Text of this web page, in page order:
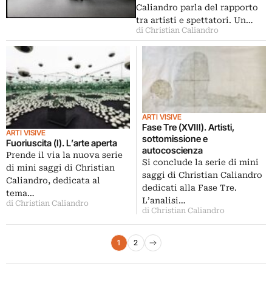
Caliandro parla del rapporto
tra artisti e spettatori. Un…
di Christian Caliandro
ARTI VISIVE
Fuoriuscita (I). L’arte aperta
Prende il via la nuova serie
di mini saggi di Christian
Caliandro, dedicata al
tema…
di Christian Caliandro
ARTI VISIVE
Fase Tre (XVIII). Artisti,
sottomissione e
autocoscienza
Si conclude la serie di mini
saggi di Christian Caliandro
dedicati alla Fase Tre.
L’analisi…
di Christian Caliandro
Paginazione degli articoli
1 2
Pagina successiva